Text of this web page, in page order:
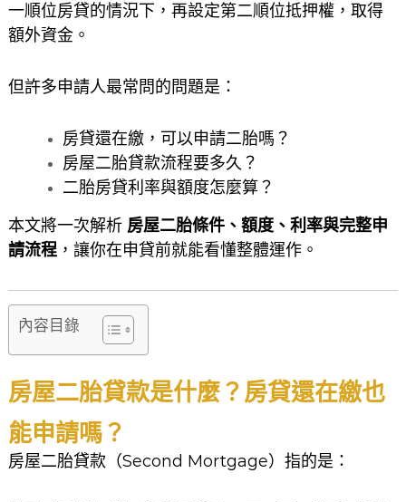
一順位房貸的情況下，再設定第二順位抵押權，取得
額外資金。
但許多申請人最常問的問題是：
房貸還在繳，可以申請二胎嗎？
房屋二胎貸款流程要多久？
二胎房貸利率與額度怎麼算？
本文將一次解析 房屋二胎條件、額度、利率與完整申
請流程，讓你在申貸前就能看懂整體運作。
內容目錄
房屋二胎貸款是什麼？房貸還在繳也
能申請嗎？
房屋二胎貸款（Second Mortgage）指的是：